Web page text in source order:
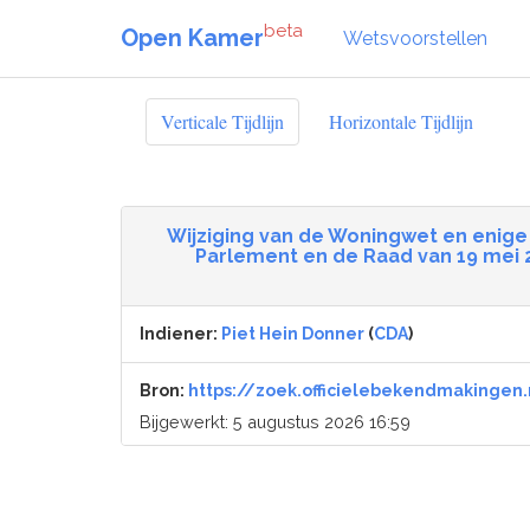
Open Kamerbeta Wetsvoorstellen
Verticale Tijdlijn Horizontale Tijdlijn
Wijziging van de Woningwet en
Parlement en de Raad van 19
Indiener: Piet Hein Donner (CDA)
Bron: https://
Bijgewerkt: 5 augustus 2026 16:59